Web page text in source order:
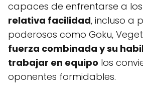
capaces de enfrentarse a
relativa facilidad, incluso a
poderosos como Goku,
fuerza combinada y su
trabajar en equipo los
oponentes formidables.